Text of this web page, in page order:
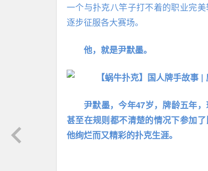
一个与扑克八竿子打不着的职业完
逐步征服各大赛场。
他，就是尹默墨。
尹默墨，今年47岁，牌龄五年
甚至在规则都不清楚的情况下参加
他绚烂而又精彩的扑克生涯。